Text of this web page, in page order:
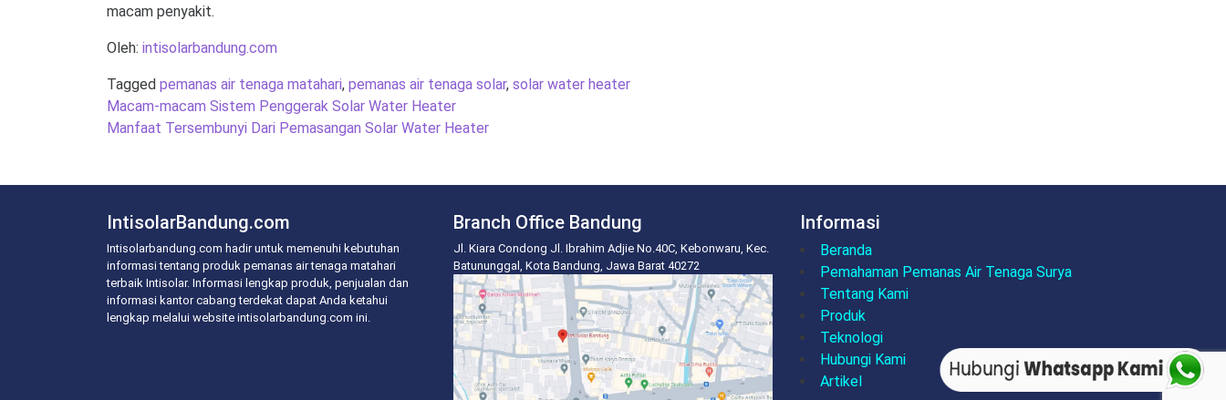
macam penyakit.
Oleh: intisolarbandung.com
Tagged pemanas air tenaga matahari, pemanas air tenaga solar, solar water heater
Post
navigation
Macam-macam Sistem Penggerak Solar Water Heater
Manfaat Tersembunyi Dari Pemasangan Solar Water Heater
IntisolarBandung.com
Intisolarbandung.com hadir untuk memenuhi kebutuhan
informasi tentang produk pemanas air tenaga matahari
terbaik Intisolar. Informasi lengkap produk, penjualan dan
informasi kantor cabang terdekat dapat Anda ketahui
lengkap melalui website intisolarbandung.com ini.
Branch Office Bandung
Jl. Kiara Condong Jl. Ibrahim Adjie No.40C, Kebonwaru, Kec.
Batununggal, Kota Bandung, Jawa Barat 40272
Informasi
Beranda
Pemahaman Pemanas Air Tenaga Surya
Tentang Kami
Produk
Teknologi
Hubungi Kami
Artikel